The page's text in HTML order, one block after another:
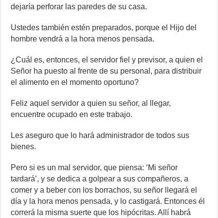
dejaría perforar las paredes de su casa.
Ustedes también estén preparados, porque el Hijo del
hombre vendrá a la hora menos pensada.
¿Cuál es, entonces, el servidor fiel y previsor, a quien el
Señor ha puesto al frente de su personal, para distribuir
el alimento en el momento oportuno?
Feliz aquel servidor a quien su señor, al llegar,
encuentre ocupado en este trabajo.
Les aseguro que lo hará administrador de todos sus
bienes.
Pero si es un mal servidor, que piensa: ‘Mi señor
tardará’, y se dedica a golpear a sus compañeros, a
comer y a beber con los borrachos, su señor llegará el
día y la hora menos pensada, y lo castigará. Entonces él
correrá la misma suerte que los hipócritas. Allí habrá